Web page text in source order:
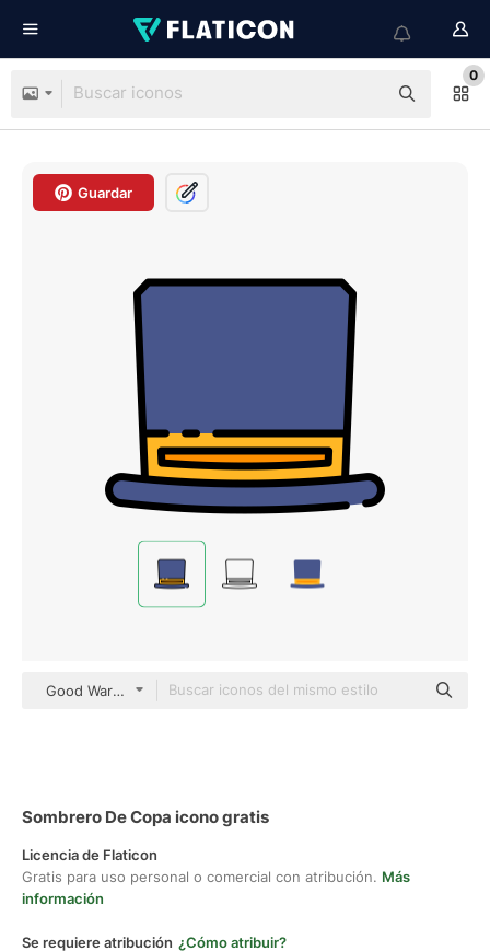
0
Guardar
Good Ware Lineal Color
Sombrero De Copa icono gratis
Licencia de Flaticon
Gratis para uso personal o comercial con atribución. Más
información
Se requiere atribución ¿Cómo atribuir?